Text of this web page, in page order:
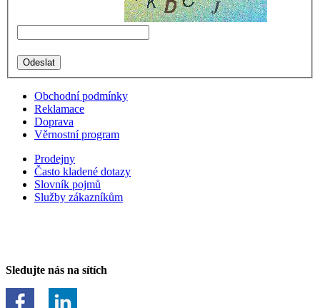
Obchodní podmínky
Reklamace
Doprava
Věrnostní program
Prodejny
Často kladené dotazy
Slovník pojmů
Služby zákazníkům
Sledujte nás na sítích